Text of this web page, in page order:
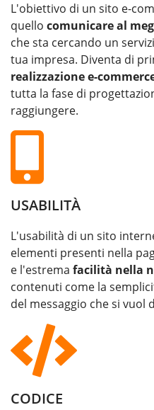
L'obiettivo di un sito e-
quello comunicare al
che sta cercando un
tua impresa. Diventa di
realizzazione e-
tutta la fase di
raggiungere.
USABILITÀ
L'usabilità di un sito
elementi presenti nella
e l'estrema facilità nella
contenuti come la
del messaggio che si vuol
CODICE